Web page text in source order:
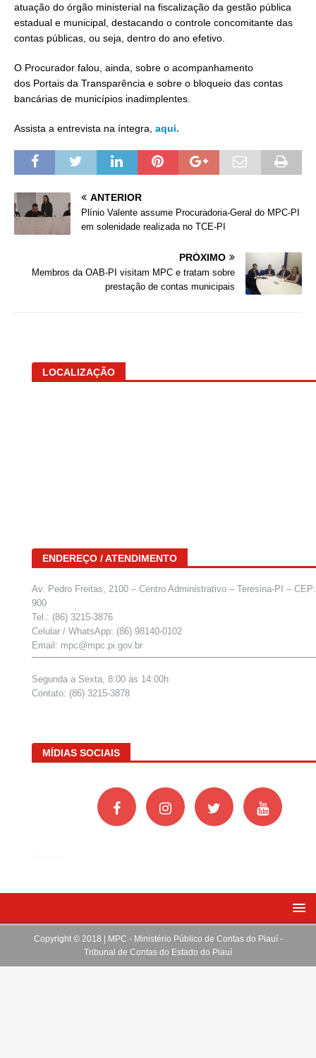
atuação do órgão ministerial na fiscalização da gestão pública
estadual e municipal, destacando o controle concomitante das
contas públicas, ou seja, dentro do ano efetivo.
O Procurador falou, ainda, sobre o acompanhamento
dos Portais da Transparência e sobre o bloqueio das contas
bancárias de municípios inadimplentes.
Assista a entrevista na íntegra, aqui.
ANTERIOR
Plínio Valente assume Procuradoria-Geral do MPC-PI
em solenidade realizada no TCE-PI
PRÓXIMO
Membros da OAB-PI visitam MPC e tratam sobre
prestação de contas municipais
LOCALIZAÇÃO
ENDEREÇO / ATENDIMENTO
Av. Pedro Freitas, 2100 – Centro Administrativo – Teresina-PI –
900
Tel.: (86) 3215-3876
Celular / WhatsApp: (86) 98140-0102
Email: mpc@mpc.pi.gov.br
Segunda a Sexta, 8:00 às 14:00h
Contato: (86) 3215-3878
MÍDIAS SOCIAIS
Copyright © 2018 | MPC - Ministério Público de Contas do Piauí -
Tribunal de Contas do Estado do Piauí